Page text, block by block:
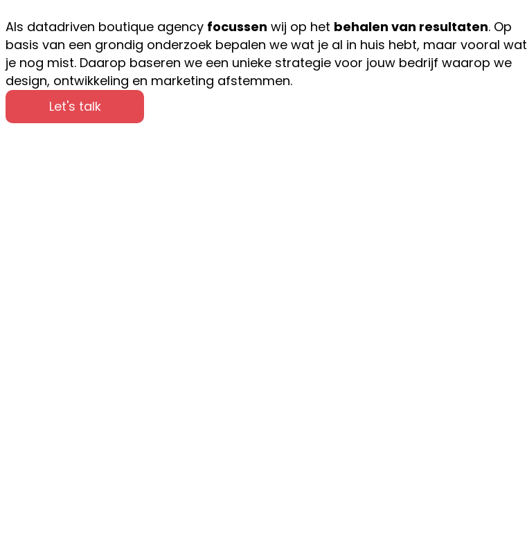
Als datadriven boutique agency focussen wij op het behalen van resultaten. Op
basis van een grondig onderzoek bepalen we wat je al in huis hebt, maar vooral wat
je nog mist. Daarop baseren we een unieke strategie voor jouw bedrijf waarop we
design, ontwikkeling en marketing afstemmen.
Let's talk